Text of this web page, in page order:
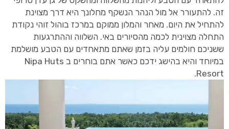
זה. להתעורר אל מול הנהר הנשקף מחלונך היא דרך מצוינת
להתחיל את היום. מאחר והמלון ממוקם במרכז בוהול זוהי נקודת
התחלה מצוינית לכמה מהסיורים באי. השלווה וההתרגעות
ששניכם חולמים עליה בזמן שאתם מתאחדים עם הטבע מושלמת
במיוחד והיא בהישג ידכם כאשר אתם בוחרים ב Nipa Huts
Resort.